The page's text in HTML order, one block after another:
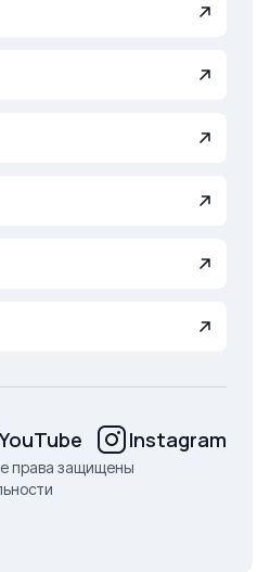
YouTube Instagram
права защищены